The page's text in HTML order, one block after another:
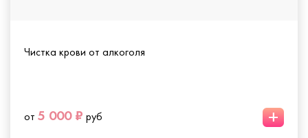
Чистка крови от алкоголя
от 5 000 ₽ руб +